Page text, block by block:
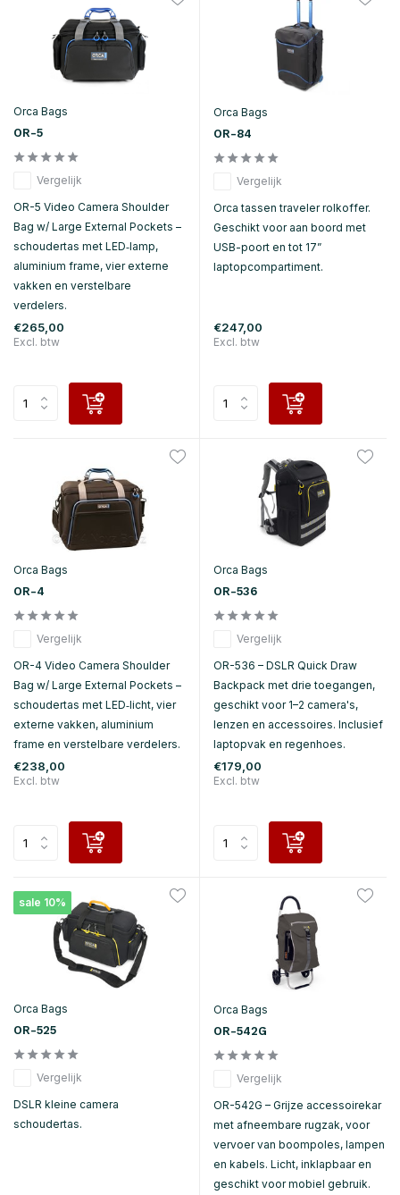
Orca Bags
OR-5
Vergelijk
OR-5 Video Camera Shoulder
Bag w/ Large External Pockets –
schoudertas met LED‑lamp,
aluminium frame, vier externe
vakken en verstelbare
verdelers.
€265,00
Excl. btw
Orca Bags
OR-84
Vergelijk
Orca tassen traveler rolkoffer.
Geschikt voor aan boord met
USB-poort en tot 17”
laptopcompartiment.
€247,00
Excl. btw
Orca Bags
OR-4
Vergelijk
OR-4 Video Camera Shoulder
Bag w/ Large External Pockets –
schoudertas met LED‑licht, vier
externe vakken, aluminium
frame en verstelbare verdelers.
€238,00
Excl. btw
Orca Bags
OR-536
Vergelijk
OR-536 – DSLR Quick Draw
Backpack met drie toegangen,
geschikt voor 1–2 camera's,
lenzen en accessoires. Inclusief
laptopvak en regenhoes.
€179,00
Excl. btw
sale 10%
Orca Bags
OR-525
Vergelijk
DSLR kleine camera
schoudertas.
Orca Bags
OR-542G
Vergelijk
OR-542G – Grijze accessoirekar
met afneembare rugzak, voor
vervoer van boompoles, lampen
en kabels. Licht, inklapbaar en
geschikt voor mobiel gebruik.